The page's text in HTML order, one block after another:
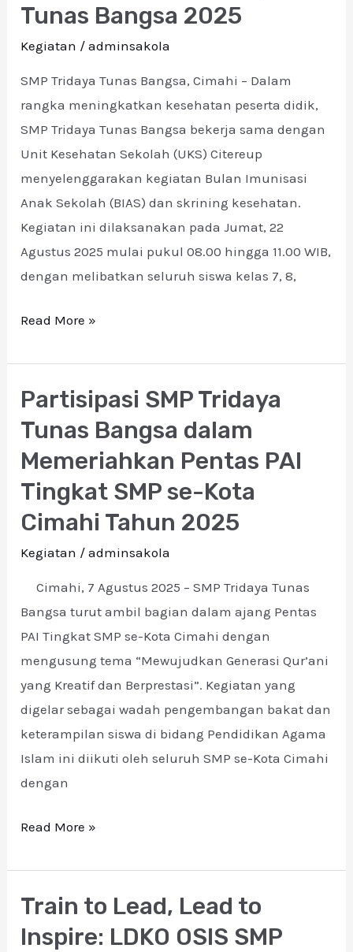
Tunas Bangsa 2025
Kegiatan /adminsakola
SMP Tridaya Tunas Bangsa, Cimahi – Dalam
rangka meningkatkan kesehatan peserta didik,
SMP Tridaya Tunas Bangsa bekerja sama dengan
Unit Kesehatan Sekolah (UKS) Citereup
menyelenggarakan kegiatan Bulan Imunisasi
Anak Sekolah (BIAS) dan skrining kesehatan.
Kegiatan ini dilaksanakan pada Jumat, 22
Agustus 2025 mulai pukul 08.00 hingga 11.00 WIB,
dengan melibatkan seluruh siswa kelas 7, 8,
Kesehatan
SMP
Read More »
Partisipasi SMP Tridaya
Tunas Bangsa dalam
Memeriahkan Pentas PAI
Tingkat SMP se-Kota
Cimahi Tahun 2025
Kegiatan /adminsakola
Cimahi, 7 Agustus 2025 – SMP Tridaya Tunas
Bangsa turut ambil bagian dalam ajang Pentas
PAI Tingkat SMP se-Kota Cimahi dengan
mengusung tema “Mewujudkan Generasi Qur’ani
yang Kreatif dan Berprestasi”. Kegiatan yang
digelar sebagai wadah pengembangan bakat dan
keterampilan siswa di bidang Pendidikan Agama
Islam ini diikuti oleh seluruh SMP se-Kota Cimahi
dengan
Partisipasi
SMP
Tunas
Bangsa
dalam
PAI
Tingkat
SMP
se-
Kota
Cimahi
Tahun
2025
Read More »
Train to Lead, Lead to
Inspire: LDKO OSIS SMP
Train
to